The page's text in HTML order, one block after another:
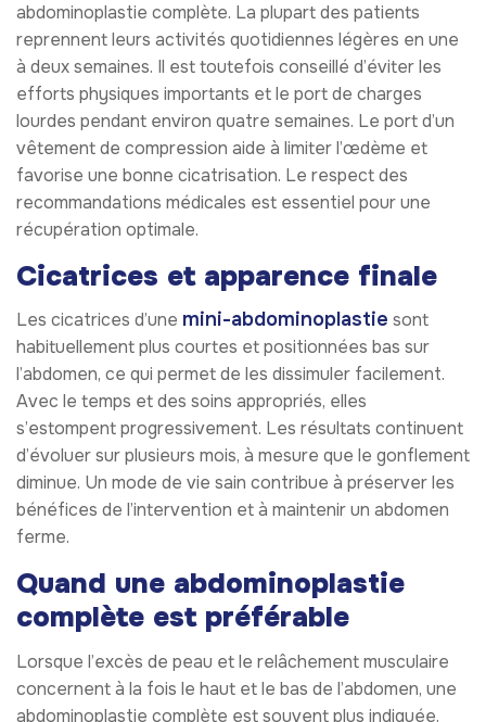
abdominoplastie complète. La plupart des patients
reprennent leurs activités quotidiennes légères en une
à deux semaines. Il est toutefois conseillé d’éviter les
efforts physiques importants et le port de charges
lourdes pendant environ quatre semaines. Le port d’un
vêtement de compression aide à limiter l’œdème et
favorise une bonne cicatrisation. Le respect des
recommandations médicales est essentiel pour une
récupération optimale.
Cicatrices et apparence finale
Les cicatrices d’une mini-abdominoplastie sont
habituellement plus courtes et positionnées bas sur
l’abdomen, ce qui permet de les dissimuler facilement.
Avec le temps et des soins appropriés, elles
s’estompent progressivement. Les résultats continuent
d’évoluer sur plusieurs mois, à mesure que le gonflement
diminue. Un mode de vie sain contribue à préserver les
bénéfices de l’intervention et à maintenir un abdomen
ferme.
Quand une abdominoplastie
complète est préférable
Lorsque l’excès de peau et le relâchement musculaire
concernent à la fois le haut et le bas de l’abdomen, une
abdominoplastie complète est souvent plus indiquée.